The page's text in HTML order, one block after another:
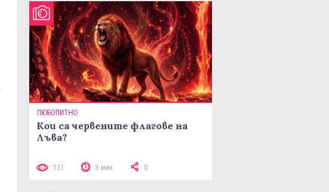
ЛЮБОПИТНО
Кои са червените флагове на
Лъва?
131 3 мин 0